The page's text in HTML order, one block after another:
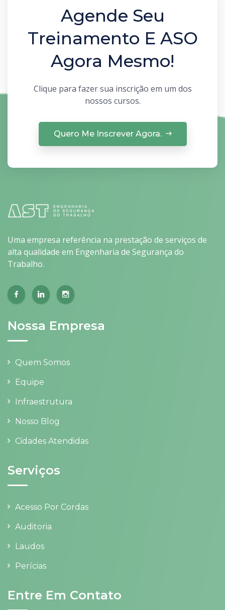
Agende Seu
Treinamento E ASO
Agora Mesmo!
Clique para fazer sua inscrição em um dos
nossos cursos.
Quero Me Inscrever Agora.
Uma empresa referência na prestação de serviços de
alta qualidade em Engenharia de Segurança do
Trabalho.
Nossa Empresa
Quem Somos
Equipe
Infraestrutura
Nosso Blog
Cidades Atendidas
Serviços
Acesso Por Cordas
Auditoria
Laudos
Perícias
Entre Em Contato